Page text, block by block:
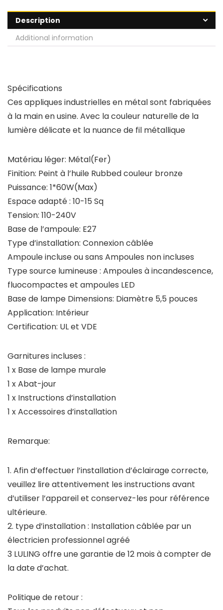
Description
Additional information
Spécifications
Ces appliques industrielles en métal sont fabriquées
à la main en usine. Avec la couleur naturelle de la
lumière délicate et la nuance de fil métallique
Matériau léger: Métal(Fer)
Finition: Peint à l’huile Rubbed couleur bronze
Puissance: 1*60W(Max)
Espace adapté : 10-15 Sq
Tension: 110-240V
Base de l’ampoule: E27
Type d’installation: Connexion câblée
Ampoule incluse ou sans Ampoules non incluses
Type source lumineuse : Ampoules à incandescence,
fluocompactes et ampoules LED
Base de lampe Dimensions: Diamètre 5,5 pouces
Application: Intérieur
Certification: UL et VDE
Garnitures incluses :
1 x Base de lampe murale
1 x Abat-jour
1 x Instructions d’installation
1 x Accessoires d’installation
Remarque:
1. Afin d’effectuer l’installation d’éclairage correcte,
veuillez lire attentivement les instructions avant
d’utiliser l’appareil et conservez-les pour référence
ultérieure.
2. type d’installation : Installation câblée par un
électricien professionnel agréé
3 LULING offre une garantie de 12 mois à compter de
la date d’achat.
Politique de retour :